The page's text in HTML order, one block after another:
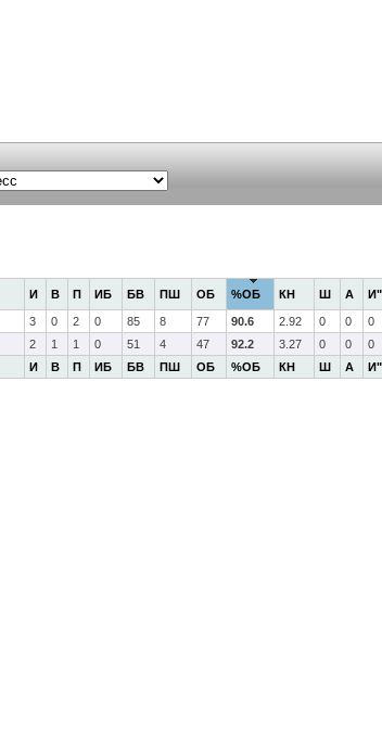
И В П ИБ БВ ПШ ОБ %ОБ КН Ш А
И В П ИБ БВ ПШ ОБ %ОБ КН Ш А
3 0 2 0 85 8 77 90.6 2.92 0 0 0
2 1 1 0 51 4 47 92.2 3.27 0 0 0